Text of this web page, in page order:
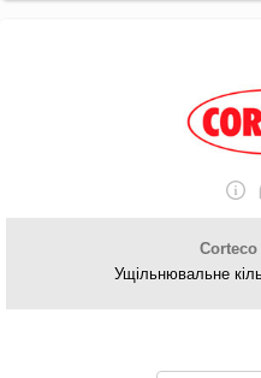
Corteco
Ущільнювальне